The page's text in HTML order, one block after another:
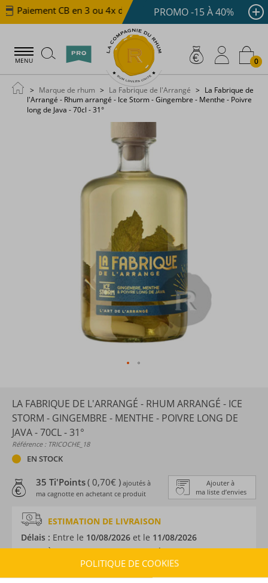
Paiement CB en 3 ou 4x dès 100 € Livraison offerte
PROMO -15 À 40%
MENU 0
Marque de rhum La Fabrique de l'Arrangé
La Fabrique de
l'Arrangé - Rhum arrangé - Ice Storm - Gingembre - Menthe - Poivre
long de Java - 70cl - 31°
LA FABRIQUE DE L'ARRANGÉ - RHUM ARRANGÉ - ICE
STORM - GINGEMBRE - MENTHE - POIVRE LONG DE
JAVA - 70CL - 31°
Référence : TRICOCHE_18
EN STOCK
Ajouter à
ma liste d’envies
35 Ti'Points( 0,70€ ) ajoutés à
ma cagnotte en achetant ce produit
ESTIMATION DE LIVRAISON
Délais : Entre le 10/08/2026 et le 11/08/2026
Frais :À partir de 9,90 € ( )
POLITIQUE DE COOKIES